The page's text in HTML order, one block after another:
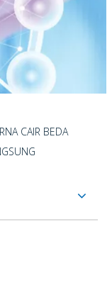
CAIR BEDA